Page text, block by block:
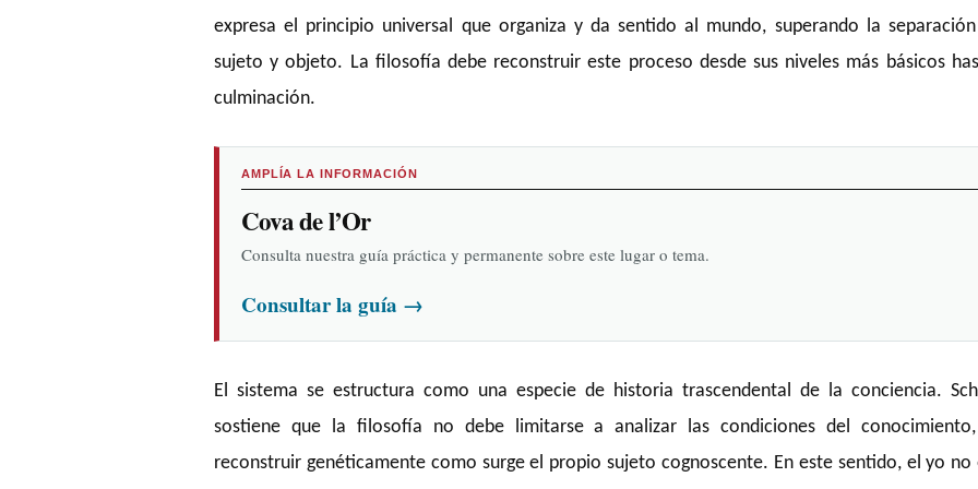
expresa el principio universal que organiza y da sentido al mundo, superando la
sujeto y objeto. La filosofía debe reconstruir este proceso desde sus niveles más básicos
culminación.
AMPLÍA LA INFORMACIÓN
Cova de l’Or
Consulta nuestra guía práctica y permanente sobre este lugar o tema.
Consultar la guía →
El sistema se estructura como una especie de historia trascendental de la conciencia.
sostiene que la filosofía no debe limitarse a analizar las condiciones del
reconstruir genéticamente como surge el propio sujeto cognoscente. En este sentido, el yo no